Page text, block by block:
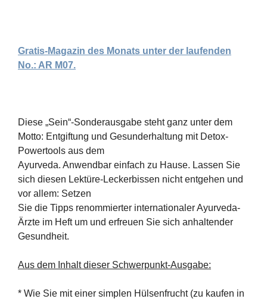
Gratis-Magazin des Monats unter der laufenden
No.: AR M07.
Diese „Sein“-Sonderausgabe steht ganz unter dem
Motto: Entgiftung und Gesunderhaltung mit Detox-
Powertools aus dem
Ayurveda. Anwendbar einfach zu Hause. Lassen Sie
sich diesen Lektüre-Leckerbissen nicht entgehen und
vor allem: Setzen
Sie die Tipps renommierter internationaler Ayurveda-
Ärzte im Heft um und erfreuen Sie sich anhaltender
Gesundheit.
Aus dem Inhalt dieser Schwerpunkt-Ausgabe:
* Wie Sie mit einer simplen Hülsenfrucht (zu kaufen in